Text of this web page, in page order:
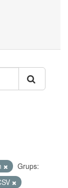
Grups: